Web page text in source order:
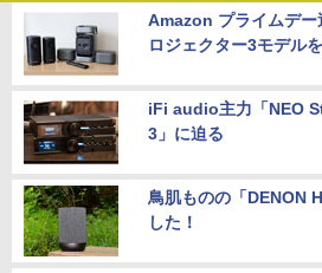
5
8月5日限定10倍
5.6型大画面 メ
D256GB DVD内
べる】ノートパ
料無料
￥37,400
￥11,440
Amazon プライムデ
ロジェクター3モデル
iFi audio主力「NEO
3」に迫る
鳥肌ものの「DENON
した！